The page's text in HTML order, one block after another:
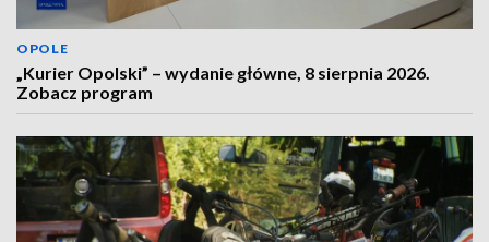
OPOLE
„Kurier Opolski” – wydanie główne, 8 sierpnia 2026.
Zobacz program